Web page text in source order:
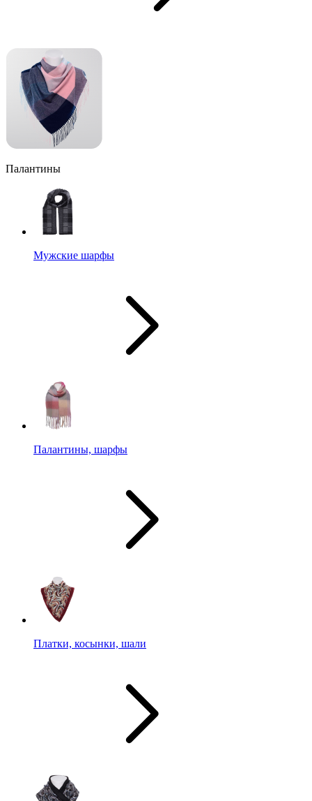
Палантины
Мужские шарфы
Палантины, шарфы
Платки, косынки, шали